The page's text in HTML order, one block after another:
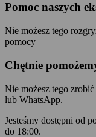
Pomoc naszych
Nie możesz tego
pomocy
Chętnie
Nie możesz tego
lub WhatsApp.
Jesteśmy dostępni od
do 18:00.